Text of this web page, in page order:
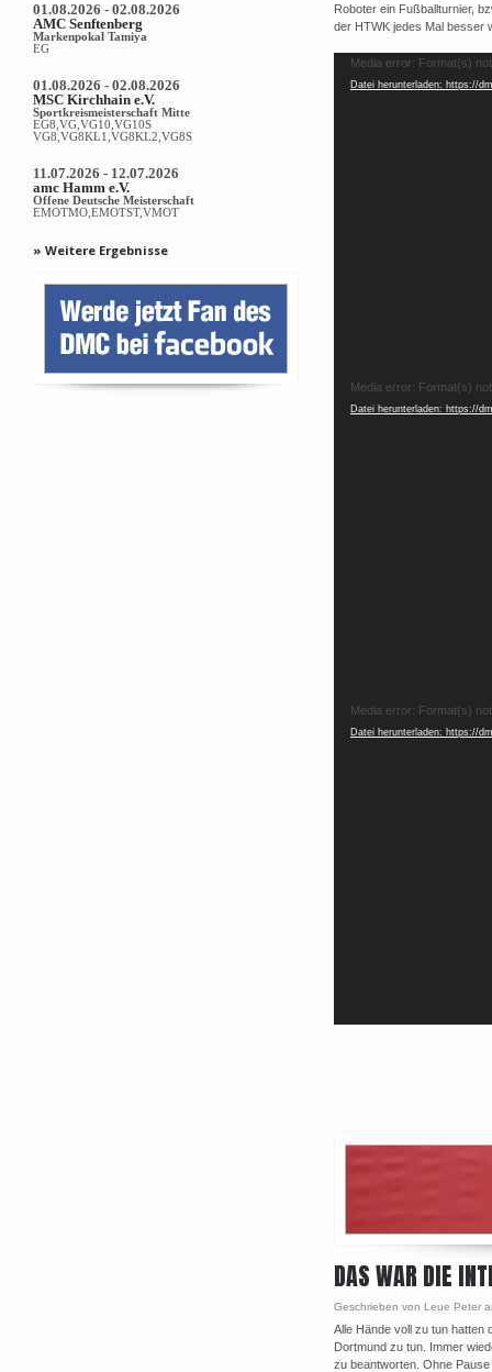
Roboter ein Fußballturnier,
der HTWK jedes Mal besser
Video-
Player
Media error: Format(s)
Datei herunterladen: https://
Video-
Player
Media error: Format(s)
Datei herunterladen: https://
Video-
Player
Media error: Format(s)
Datei herunterladen: https://
DAS WAR DIE
Geschrieben von Leue Peter
Alle Hände voll zu tun hatten
Dortmund zu tun. Immer
zu beantworten. Ohne
01.08.2026 - 02.08.2026
AMC Senftenberg
Markenpokal Tamiya
EG
01.08.2026 - 02.08.2026
MSC Kirchhain e.V.
Sportkreismeisterschaft Mitte
EG8,VG,VG10,VG10S
VG8,VG8KL1,VG8KL2,VG8S
11.07.2026 - 12.07.2026
amc Hamm e.V.
Offene Deutsche Meisterschaft
EMOTMO,EMOTST,VMOT
» Weitere Ergebnisse